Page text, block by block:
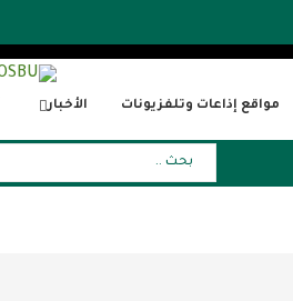
الأخبار مواقع إذاعات وتلفزيونات